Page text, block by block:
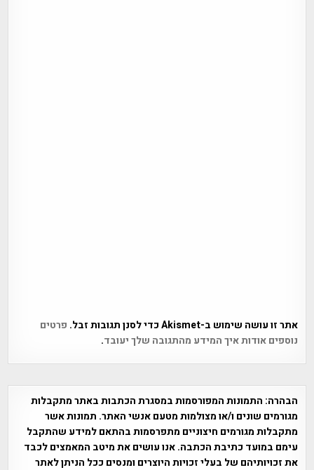
אתר זו עושה שימוש ב-Akismet כדי לסנן תגובות זבל.
פרטים
נוספים אודות איך המידע מהתגובה שלך יעובד.
הבהרה: התמונות המפורסמות במסגרת הכתבות באתר מתקבלות
מגורמים שונים ו/או מצולמות מטעם אנשי האתר. תמונות אשר
מתקבלות מגורמים חיצוניים מתפרסמות בהתאם למידע שהתקבל
עימם במועד כתיבת הכתבה. אנו עושים את מיטב המאמצים לכבד
את זכויותיהם של בעלי זכויות היוצרים ומנסים ככל הניתן לאתר